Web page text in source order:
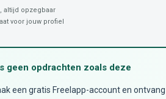
altijd opzegbaar
voor jouw profiel
geen opdrachten zoals deze
een gratis Freelapp-account en